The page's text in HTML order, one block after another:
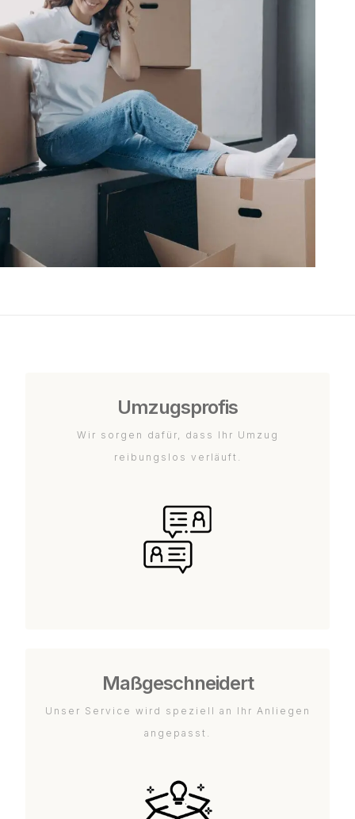
Umzugsprofis
Wir sorgen dafür, dass Ihr Umzug
reibungslos verläuft.
Maßgeschneidert
Unser Service wird speziell an Ihr Anliegen
angepasst.